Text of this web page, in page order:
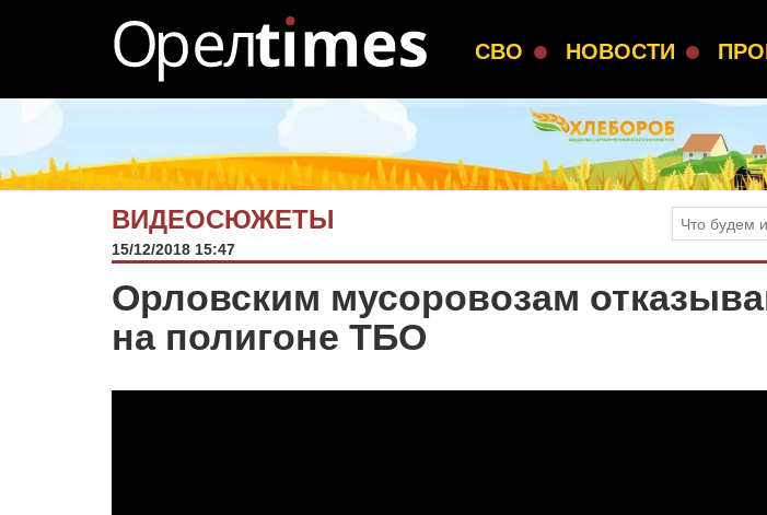
СВО НОВОСТИ
ВИДЕОСЮЖЕТЫ
15/12/2018 15:47
Орловским мусоровозам
на полигоне ТБО